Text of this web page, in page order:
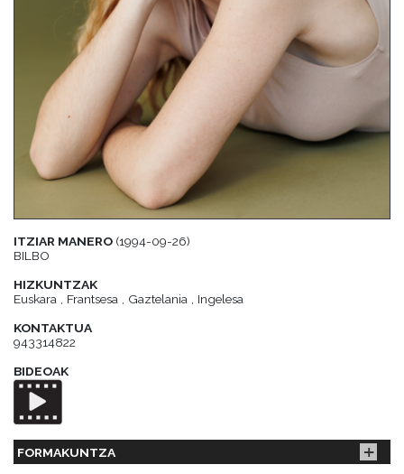
ITZIAR MANERO (1994-09-26)
BILBO
HIZKUNTZAK
Euskara , Frantsesa , Gaztelania , Ingelesa
KONTAKTUA
943314822
BIDEOAK
FORMAKUNTZA